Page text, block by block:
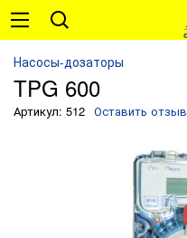
Насосы-дозаторы
TPG 600
Артикул: 512 Оставить отзыв